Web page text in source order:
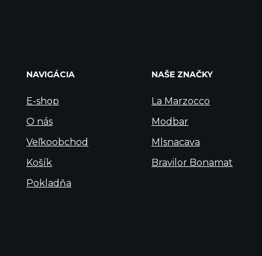
NAVIGÁCIA
E-shop
O nás
Veľkoobchod
Košík
Pokladňa
NAŠE ZNAČKY
La Marzocco
Modbar
Mlsnacava
Bravilor Bonamat